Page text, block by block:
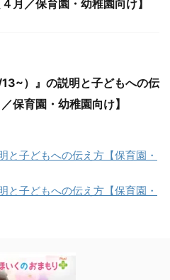
月／保育園・幼稚園向け】
13~）』の説明と子どもへの伝
保育園・幼稚園向け】
と子どもへの伝え方【保育園・
と子どもへの伝え方【保育園・